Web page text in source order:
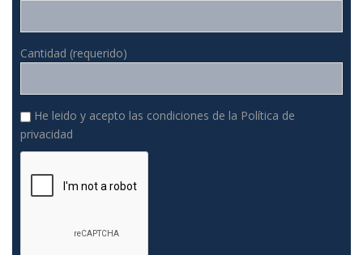
Cantidad (requerido)
He leido y acepto las condiciones de la Política de
privacidad